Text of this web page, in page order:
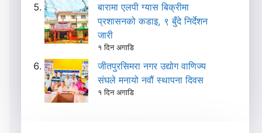
बारामा एलपी ग्यास बिक्रीमा
प्रशासनको कडाइ, ९ बुँदे निर्देशन
जारी
१ दिन अगाडि
जीतपुरसिमरा नगर उद्योग वाणिज्य
संघले मनायो नवौं स्थापना दिवस
१ दिन अगाडि